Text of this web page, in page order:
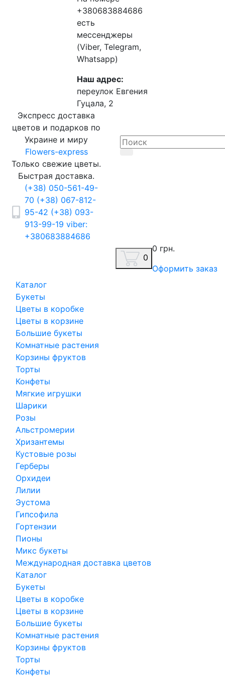
+380683884686
есть
мессенджеры
(Viber, Telegram,
Whatsapp)
Наш адрес:
переулок Евгения
Гуцала, 2
Экспресс доставка
цветов и подарков по
Украине и миру
Flowers-express
Только свежие цветы.
Быстрая доставка.
(+38) 050-561-49-
70 (+38) 067-812-
95-42 (+38) 093-
913-99-19 viber:
+380683884686
0
0 грн.
Оформить заказ
Каталог
Букеты
Цветы в коробке
Цветы в корзине
Большие букеты
Комнатные растения
Корзины фруктов
Торты
Конфеты
Мягкие игрушки
Шарики
Розы
Альстромерии
Хризантемы
Кустовые розы
Герберы
Орхидеи
Лилии
Эустома
Гипсофила
Гортензии
Пионы
Микс букеты
Международная доставка цветов
Каталог
Букеты
Цветы в коробке
Цветы в корзине
Большие букеты
Комнатные растения
Корзины фруктов
Торты
Конфеты